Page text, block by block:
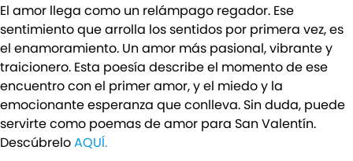
El amor llega como un relámpago regador. Ese
sentimiento que arrolla los sentidos por primera vez, es
el enamoramiento. Un amor más pasional, vibrante y
traicionero. Esta poesía describe el momento de ese
encuentro con el primer amor, y el miedo y la
emocionante esperanza que conlleva. Sin duda, puede
servirte como poemas de amor para San Valentín.
DescúbreloAQUÍ.